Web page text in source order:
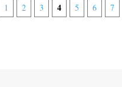
1 2 3 4 5 6 7